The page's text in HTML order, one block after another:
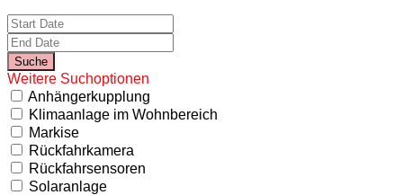
Weitere Suchoptionen
Anhängerkupplung
Klimaanlage im Wohnbereich
Markise
Rückfahrkamera
Rückfahrsensoren
Solaranlage